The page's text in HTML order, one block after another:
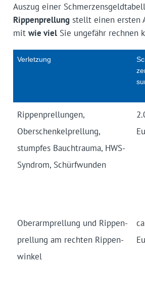
Auszug einer
Rippenprellungstellt einen ersten
mit wie vielSie ungefähr rechnen
Verletzung
Rippen­prellungen,
Oberschenkel­prellung,
stumpfes Bauchtrauma, HWS-
Syndrom, Schürfwunden
Oberarm­prellung und Rippen­
prellung am rechten Rippen­
winkel